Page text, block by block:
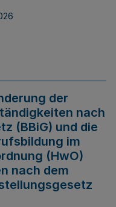
der
nach
(BBiG) und die
im
(HwO)
nach dem